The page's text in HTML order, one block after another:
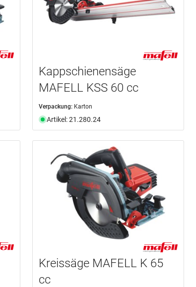
Kappschienensäge
MAFELL KSS 60 cc
Verpackung: Karton
Artikel: 21.280.24
Kreissäge MAFELL K 65
cc